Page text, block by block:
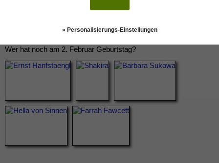
Wer hat noch am 2. Februar Geburtstag?
» Personalisierungs-Einstellungen